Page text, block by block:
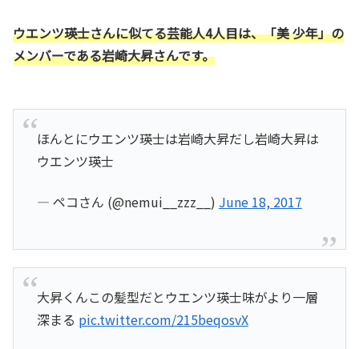
ウエンツ瑛士さんに似てる芸能人4人目は、「美 少年」の
メンバーである岩崎大昇さんです。
ほんとにウエンツ瑛士は岩崎大昇だし岩崎大昇は
ウエンツ瑛士
— ペコさん (@nemui__zzz__) June 18, 2017
大昇くんこの髪型だとウエンツ瑛士味がより一層
深まる pic.twitter.com/215beqosvX